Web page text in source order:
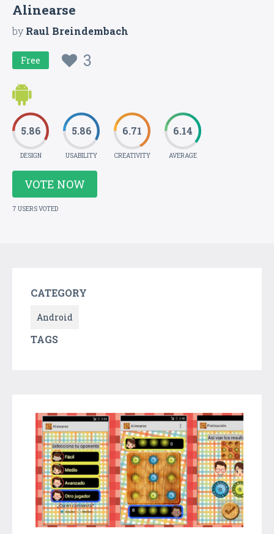
Alinearse
byRaul Breindembach
Free 3
5.86
DESIGN
5.86
USABILITY
6.71
CREATIVITY
6.14
AVERAGE
VOTE NOW
7 USERS VOTED
CATEGORY
Android
TAGS